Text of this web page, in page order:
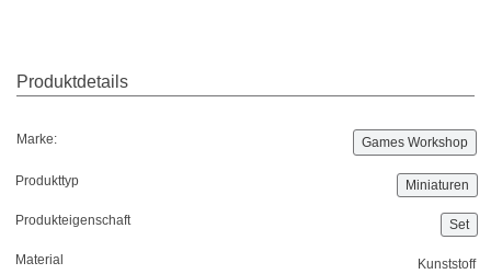
Marke: Games Workshop
Produkttyp Miniaturen
Produkteigenschaft Set
Material Kunststoff